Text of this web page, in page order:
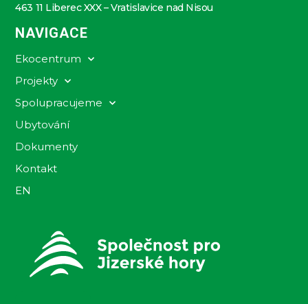
463 11 Liberec XXX – Vratislavice nad Nisou
NAVIGACE
Ekocentrum
Projekty
Spolupracujeme
Ubytování
Dokumenty
Kontakt
EN